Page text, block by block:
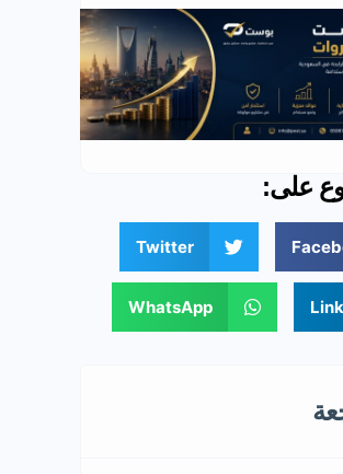
على:
Twitter
WhatsApp